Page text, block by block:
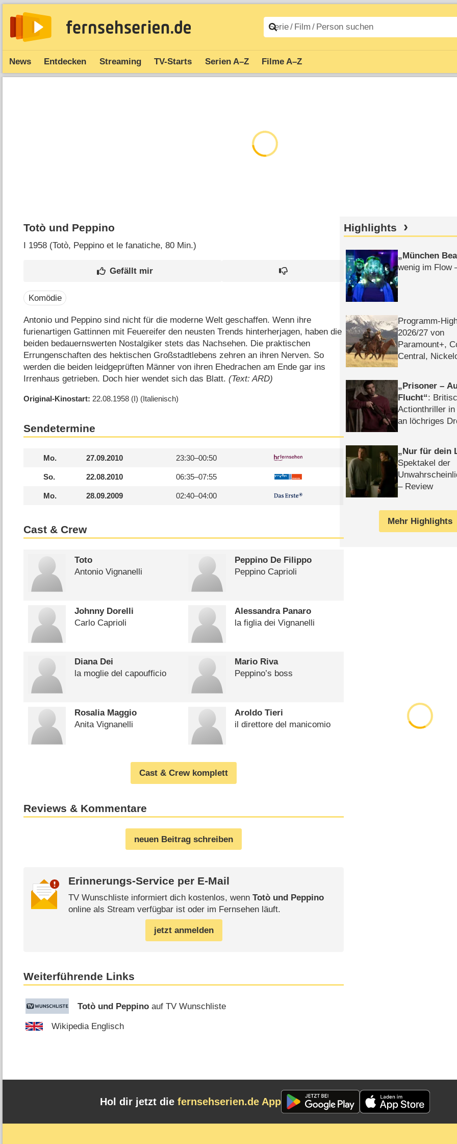
News Entdecken Streaming TV-Starts Serien A–Z Filme A–Z
Totò und Peppino
I 1958 (Totò, Peppino et le fanatiche‎, 80 Min.)
Komödie
Antonio und Peppino sind nicht für die moderne Welt geschaffen. Wenn ihre
furienartigen Gattinnen mit Feuereifer den neusten Trends hinterherjagen, haben die
beiden bedauernswerten Nostalgiker stets das Nachsehen. Die praktischen
Errungenschaften des hektischen Großstadtlebens zehren an ihren Nerven. So
werden die beiden leidgeprüften Männer von ihren Ehedrachen am Ende gar ins
Irrenhaus getrieben. Doch hier wendet sich das Blatt.(Text: ARD)
Original-Kinostart 22.08.1958 (I) (Italienisch)
Sendetermine
Mo. 27.09.2010 23:30–00:50
So. 22.08.2010 06:35–07:55
Mo. 28.09.2009 02:40–04:00
Cast & Crew
Toto
Antonio Vignanelli
Peppino De Filippo
Peppino Caprioli
Johnny Dorelli
Carlo Caprioli
Alessandra Panaro
la figlia dei Vignanelli
Diana Dei
la moglie del capoufficio
Mario Riva
Peppino’s boss
Rosalia Maggio
Anita Vignanelli
Aroldo Tieri
il direttore del manicomio
Cast & Crew komplett
Reviews & Kommentare
neuen Beitrag schreiben
Erinnerungs-Service per E-Mail
TV Wunschliste informiert dich kostenlos, wenn Totò und Peppino
online als Stream verfügbar ist oder im Fernsehen läuft.
jetzt anmelden
Weiterführende Links
Totò und Peppino auf TV Wunschliste
Wikipedia Englisch
Highlights
München
wenig im Flow
Programm-
2026/​27 von
Paramount+,
Central,
Prisoner –
Flucht :
Actionthriller
an löchriges
Nur für dein
Spektakel der
– Review
Mehr Highlights
Hol dir jetzt die fernsehserien.de App